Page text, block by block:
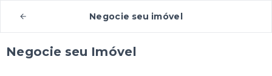
Negocie seu imóvel
Negocie seu Imóvel